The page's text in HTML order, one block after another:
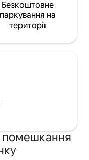
Безкоштовне
паркування на
території
помешкання